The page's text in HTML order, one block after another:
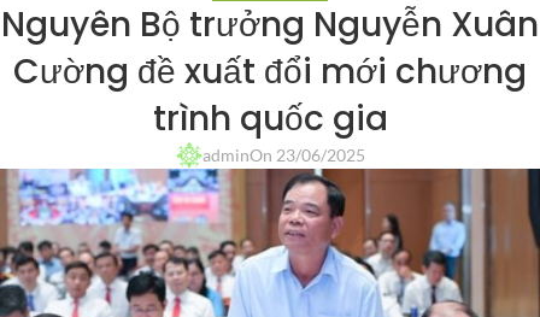
Nguyên Bộ trưởng Nguyễn Xuân
Cường đề xuất đổi mới chương
trình quốc gia
adminOn 23/06/2025